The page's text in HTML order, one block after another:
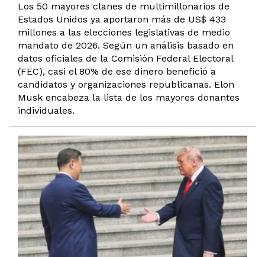
Los 50 mayores clanes de multimillonarios de
Estados Unidos ya aportaron más de US$ 433
millones a las elecciones legislativas de medio
mandato de 2026. Según un análisis basado en
datos oficiales de la Comisión Federal Electoral
(FEC), casi el 80% de ese dinero benefició a
candidatos y organizaciones republicanas. Elon
Musk encabeza la lista de los mayores donantes
individuales.